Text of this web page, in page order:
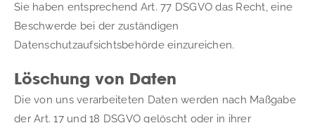
Sie haben entsprechend Art. 77 DSGVO das Recht, eine
Beschwerde bei der zuständigen
Datenschutzaufsichtsbehörde einzureichen.
Löschung von Daten
Die von uns verarbeiteten Daten werden nach Maßgabe
der Art. 17 und 18 DSGVO gelöscht oder in ihrer